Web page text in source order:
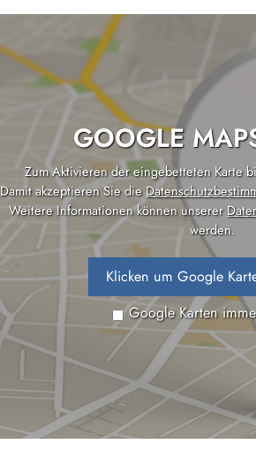
GOOGLE
Zum Aktivieren der eingebetteten Karte
Damit akzeptieren Sie die
Weitere Informationen können unserer
werden.
Klicken um Google
Google Karten